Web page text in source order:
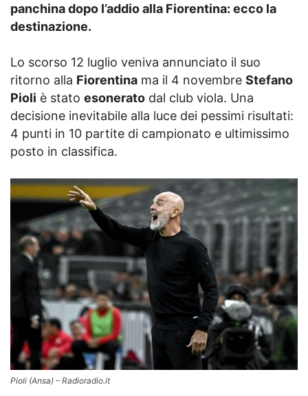
panchina dopo l’addio alla Fiorentina: ecco la
destinazione.
Lo scorso 12 luglio veniva annunciato il suo
ritorno alla Fiorentina ma il 4 novembre Stefano
Pioli è stato esonerato dal club viola. Una
decisione inevitabile alla luce dei pessimi risultati:
4 punti in 10 partite di campionato e ultimissimo
posto in classifica.
Pioli (Ansa) – Radioradio.it